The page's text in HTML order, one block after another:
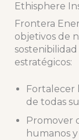
Ethisphere
Frontera
objetivos de
estratégicos:
Fortalecer
de todas
Promover
humanos